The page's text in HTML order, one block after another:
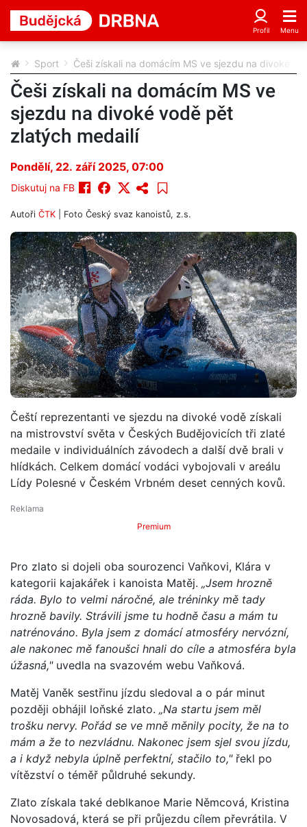
Sport Češi získali na domácím MS ve sjezdu na divoké
Češi získali na domácím MS ve
sjezdu na divoké vodě pět
zlatých medailí
Pondělí, 22. září 2025, 07:00
Diskutuj na FB
Autoři ČTK | Foto Český svaz kanoistů, z.s.
Čeští reprezentanti ve sjezdu na divoké vodě získali
na mistrovství světa v Českých Budějovicích tři zlaté
medaile v individuálních závodech a další dvě brali v
hlídkách. Celkem domácí vodáci vybojovali v areálu
Lídy Polesné v Českém Vrbném deset cenných kovů.
Premium
Pro zlato si dojeli oba sourozenci Vaňkovi, Klára v
kategorii kajakářek i kanoista Matěj. „Jsem hrozně
ráda. Bylo to velmi náročné, ale tréninky mě tady
hrozně bavily. Strávili jsme tu hodně času a mám tu
natrénováno. Byla jsem z domácí atmosféry nervózní,
ale nakonec mě fanoušci hnali do cíle a atmosféra byla
úžasná,"uvedla na svazovém webu Vaňková.
Matěj Vaněk sestřinu jízdu sledoval a o pár minut
později obhájil loňské zlato. „Na startu jsem měl
trošku nervy. Pořád se ve mně měnily pocity, že na to
mám a že to nezvládnu. Nakonec jsem sjel svou jízdu,
a i když nebyla úplně perfektní, stačilo to,"řekl po
vítězství o téměř půldruhé sekundy.
Zlato získala také deblkanoe Marie Němcová, Kristina
Novosadová, která se při průjezdu cílem převrátila. V